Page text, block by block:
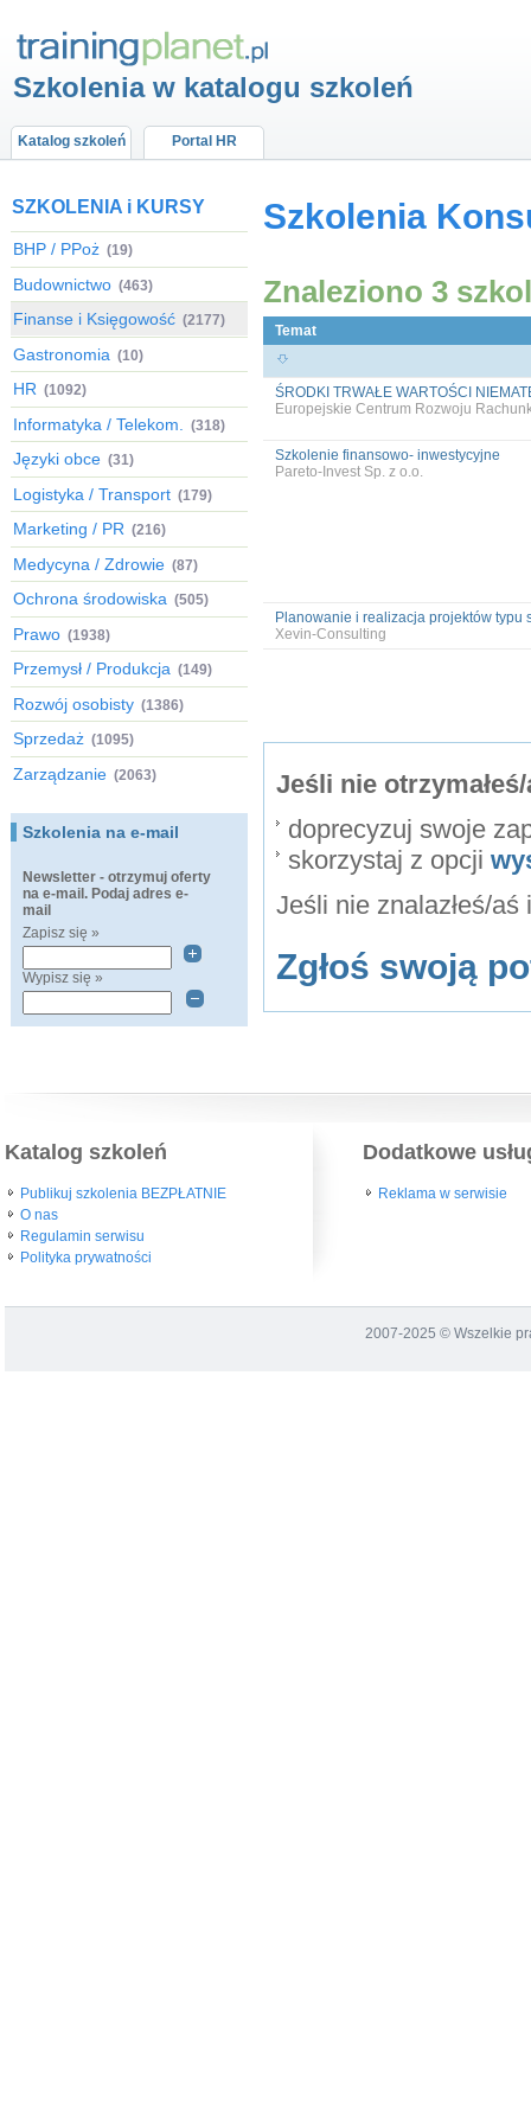
Szkolenia w katalogu szkoleń
Katalog szkoleń Portal HR
SZKOLENIA i KURSY
BHP / PPoż (19)
Budownictwo (463)
Finanse i Księgowość (2177)
Gastronomia (10)
HR (1092)
Informatyka / Telekom. (318)
Języki obce (31)
Logistyka / Transport (179)
Marketing / PR (216)
Medycyna / Zdrowie (87)
Ochrona środowiska (505)
Prawo (1938)
Przemysł / Produkcja (149)
Rozwój osobisty (1386)
Sprzedaż (1095)
Zarządzanie (2063)
Szkolenia na e-mail
Newsletter - otrzymuj oferty
na e-mail. Podaj adres e-
mail
Zapisz się »
Wypisz się »
Szkolenia
Znaleziono 3
Temat
ŚRODKI TRWAŁE WARTOŚCI
Europejskie Centrum Rozwoju
Szkolenie finansowo- inwestycyjne
Pareto-Invest Sp. z o.o.
Planowanie i realizacja projektów typu
Xevin-Consulting
Jeśli nie
doprecyzuj swoje
skorzystaj z opcji
Jeśli nie znalazłeś/
Zgłoś swoją
Katalog szkoleń
Publikuj szkolenia BEZPŁATNIE
O nas
Regulamin serwisu
Polityka prywatności
Dodatkowe
Reklama w serwisie
2007-2025 © Wszelkie